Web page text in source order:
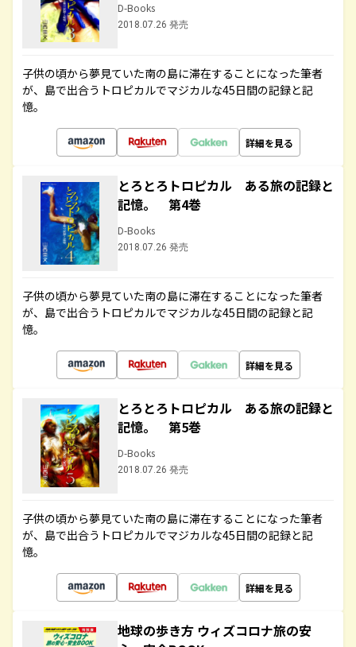
D-Books
2018.07.26 発売
子供の頃から夢見ていた南の島に滞在することになった筆者
が、島で出合うトロピカルでマジカルな45日間の記録と記
憶。
詳細を見る
とろとろトロピカル ある旅の記録と
記憶。 第4巻
D-Books
2018.07.26 発売
子供の頃から夢見ていた南の島に滞在することになった筆者
が、島で出合うトロピカルでマジカルな45日間の記録と記
憶。
詳細を見る
とろとろトロピカル ある旅の記録と
記憶。 第5巻
D-Books
2018.07.26 発売
子供の頃から夢見ていた南の島に滞在することになった筆者
が、島で出合うトロピカルでマジカルな45日間の記録と記
憶。
詳細を見る
地球の歩き方 ウィズコロナ旅の安